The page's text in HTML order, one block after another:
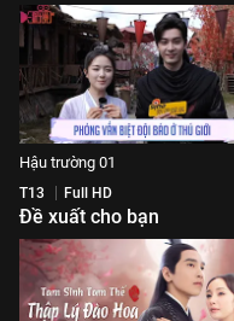
Hậu trường 01
T13 Full HD
Đề xuất cho bạn